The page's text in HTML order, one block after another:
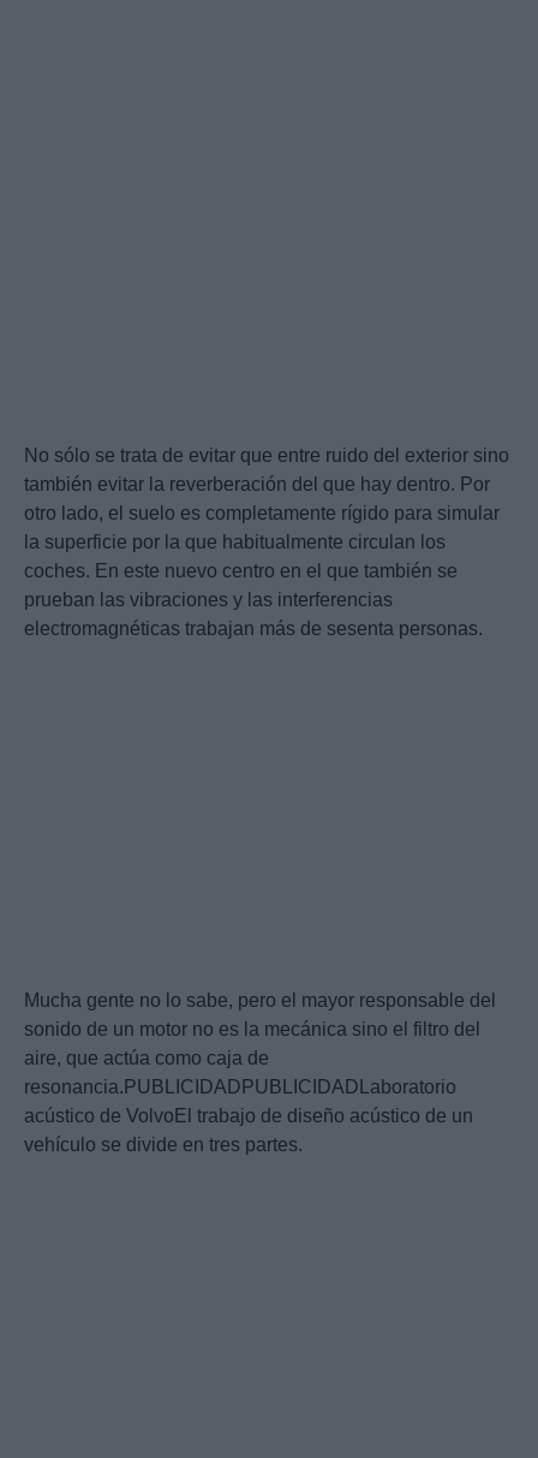
No sólo se trata de evitar que entre ruido del exterior sino
también evitar la reverberación del que hay dentro. Por
otro lado, el suelo es completamente rígido para simular
la superficie por la que habitualmente circulan los
coches. En este nuevo centro en el que también se
prueban las vibraciones y las interferencias
electromagnéticas trabajan más de sesenta personas.
Mucha gente no lo sabe, pero el mayor responsable del
sonido de un motor no es la mecánica sino el filtro del
aire, que actúa como caja de
resonancia.PUBLICIDADPUBLICIDADLaboratorio
acústico de VolvoEl trabajo de diseño acústico de un
vehículo se divide en tres partes.